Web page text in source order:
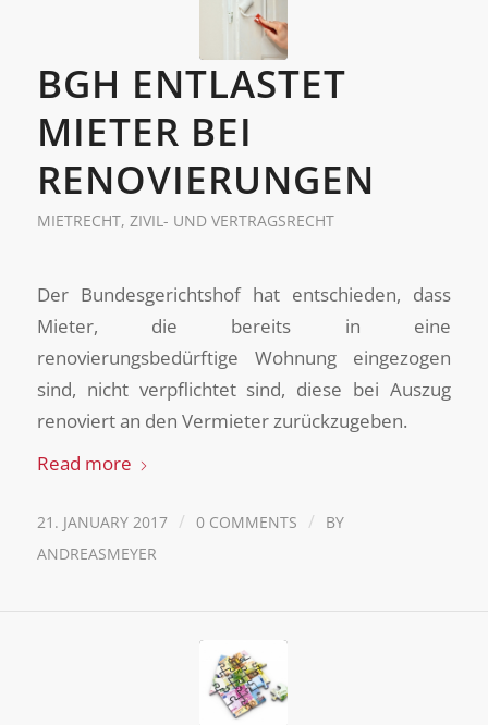
BGH ENTLASTET
MIETER BEI
RENOVIERUNGEN
MIETRECHT, ZIVIL- UND VERTRAGSRECHT
Der Bundesgerichtshof hat entschieden, dass
Mieter, die bereits in eine
renovierungsbedürftige Wohnung eingezogen
sind, nicht verpflichtet sind, diese bei Auszug
renoviert an den Vermieter zurückzugeben.
Read more
21. JANUARY 2017 / 0 COMMENTS /
BY
ANDREASMEYER